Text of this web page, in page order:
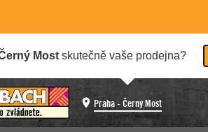
Most skutečně vaše prodejna?
Praha - Černý Most